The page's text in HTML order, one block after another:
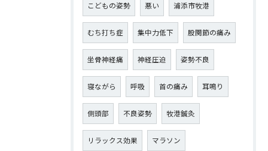
こどもの姿勢 悪い 浦添市牧港
むち打ち症 集中力低下 股関節の痛み
坐骨神経痛 神経圧迫 姿勢不良
寝ながら 呼吸 首の痛み 耳鳴り
側頭部 不良姿勢 牧港鍼灸
リラックス効果 マラソン